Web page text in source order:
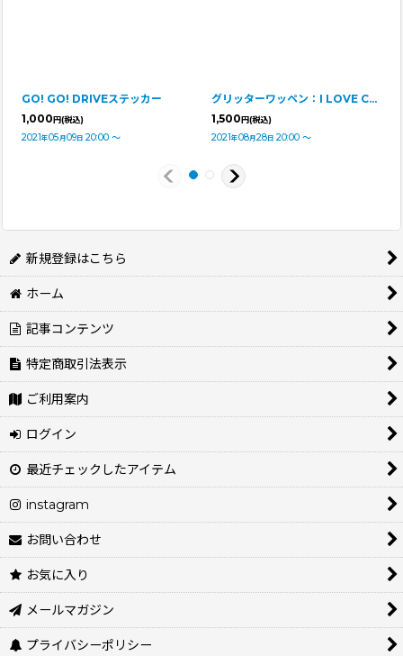
GO! GO! DRIVEステッカー
1,000円(税込)
2021年05月09日 20:00 ～
グリッターワッペン：I LOVE CAVALIER
1,500円(税込)
2021年08月28日 20:00 ～
新規登録はこちら
ホーム
記事コンテンツ
特定商取引法表示
ご利用案内
ログイン
最近チェックしたアイテム
instagram
お問い合わせ
お気に入り
メールマガジン
プライバシーポリシー